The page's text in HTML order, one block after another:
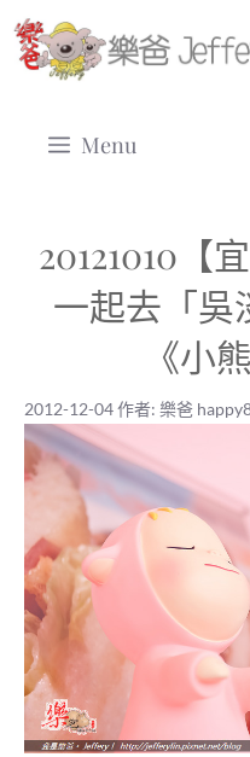
跳
至
Menu
20121010【
一起去「吳
《小
2012-12-
2012-12-04作者: 樂爸